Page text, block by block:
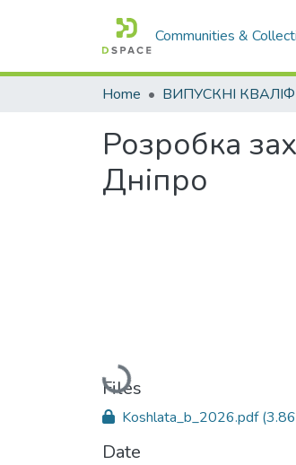
Communities &
Home
Розробка
Дніпро
Loading...
Files
Koshlata_b_2026.pdf
Date